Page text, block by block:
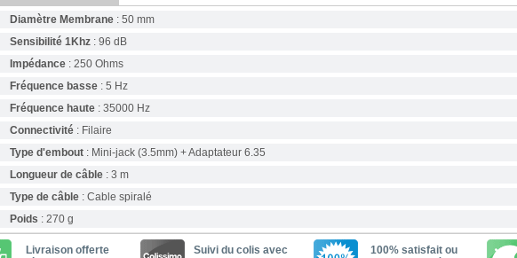
Diamètre Membrane : 50 mm
Sensibilité 1Khz : 96 dB
Impédance : 250 Ohms
Fréquence basse : 5 Hz
Fréquence haute : 35000 Hz
Connectivité : Filaire
Type d'embout : Mini-jack (3.5mm) + Adaptateur 6.35
Longueur de câble : 3 m
Type de câble : Cable spiralé
Poids : 270 g
Livraison offerte
Suivi du colis avec
100% satisfait ou